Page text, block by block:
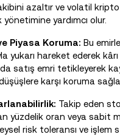
azaltır ve volatil kripto
yardımcı olur.
Piyasa Koruma: Bu
yukarı hareket ederek
satış emri tetikleyerek
düşüşlere karşı koruma
Takip eden
yüzdelik oran veya sabit
risk toleransı ve işlem